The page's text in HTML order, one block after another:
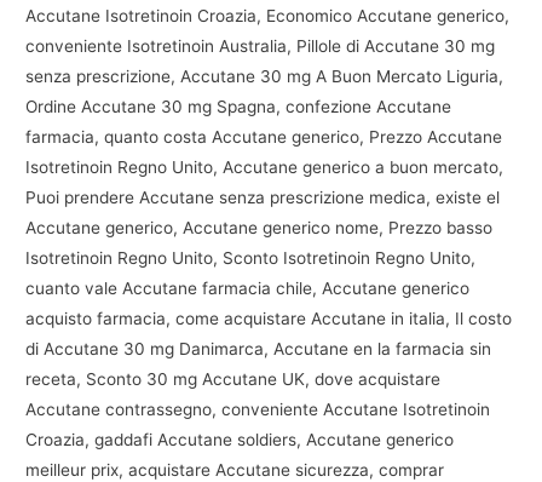
Accutane Isotretinoin Croazia, Economico Accutane generico,
conveniente Isotretinoin Australia, Pillole di Accutane 30 mg
senza prescrizione, Accutane 30 mg A Buon Mercato Liguria,
Ordine Accutane 30 mg Spagna, confezione Accutane
farmacia, quanto costa Accutane generico, Prezzo Accutane
Isotretinoin Regno Unito, Accutane generico a buon mercato,
Puoi prendere Accutane senza prescrizione medica, existe el
Accutane generico, Accutane generico nome, Prezzo basso
Isotretinoin Regno Unito, Sconto Isotretinoin Regno Unito,
cuanto vale Accutane farmacia chile, Accutane generico
acquisto farmacia, come acquistare Accutane in italia, Il costo
di Accutane 30 mg Danimarca, Accutane en la farmacia sin
receta, Sconto 30 mg Accutane UK, dove acquistare
Accutane contrassegno, conveniente Accutane Isotretinoin
Croazia, gaddafi Accutane soldiers, Accutane generico
meilleur prix, acquistare Accutane sicurezza, comprar